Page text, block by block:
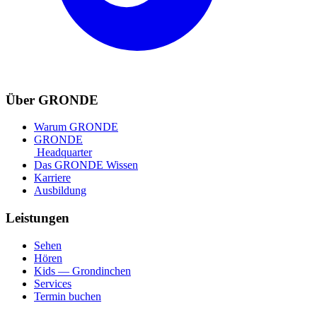
Über GRONDE
Warum GRONDE
GRONDE
Headquarter
Das GRONDE Wissen
Karriere
Ausbildung
Leistungen
Sehen
Hören
Kids — Grondinchen
Services
Termin buchen